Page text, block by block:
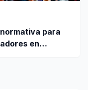
para
en